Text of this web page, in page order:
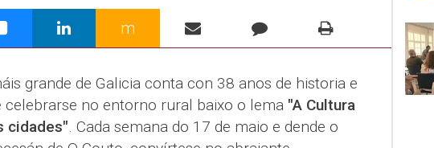
m
grande de Galicia conta con 38 anos de historia e
celebrarse no entorno rural baixo o lema "A Cultura
cidades". Cada semana do 17 de maio e dende o